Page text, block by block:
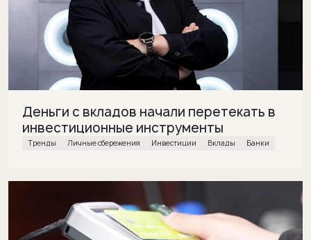
Деньги с вкладов начали перетекать в
инвестиционные инструменты
Тренды Личные сбережения инвестиции вклады банки